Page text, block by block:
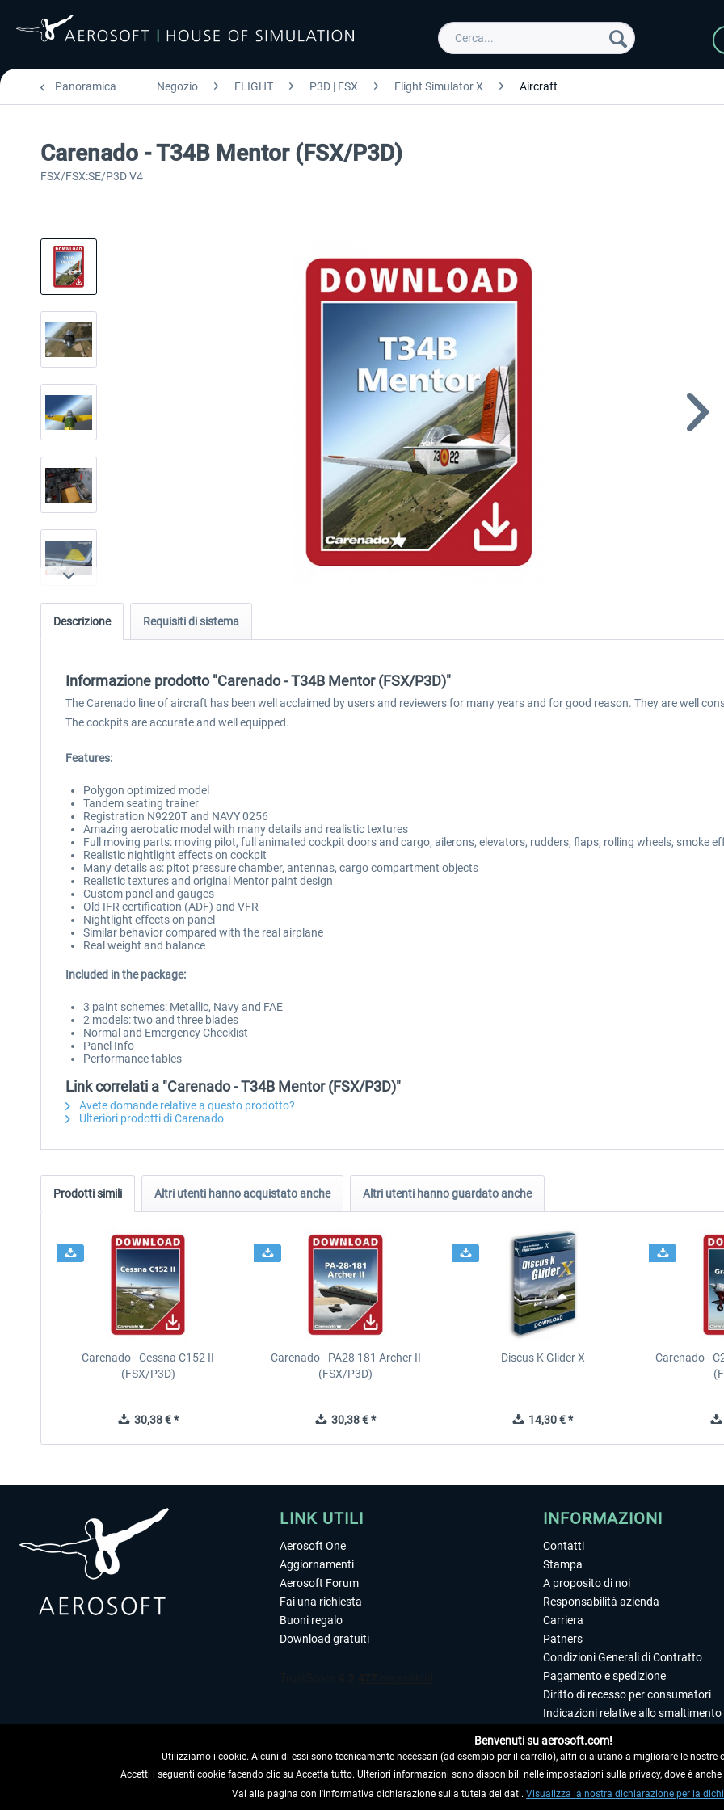
Panoramica Negozio FLIGHT P3D | FSX Flight Simulator X Aircraft
Carenado - T34B Mentor (FSX/P3D)
FSX/FSX:SE/P3D V4
Descrizione Requisiti di sistema
Informazione prodotto "Carenado - T34B Mentor (FSX/P3D)"
The Carenado line of aircraft has been well acclaimed by users and reviewers for many years and for good reason. They are well
The cockpits are accurate and well equipped.
Features:
Polygon optimized model
Tandem seating trainer
Registration N9220T and NAVY 0256
Amazing aerobatic model with many details and realistic textures
Full moving parts: moving pilot, full animated cockpit doors and cargo, ailerons, elevators, rudders, flaps, rolling wheels, smoke
Realistic nightlight effects on cockpit
Many details as: pitot pressure chamber, antennas, cargo compartment objects
Realistic textures and original Mentor paint design
Custom panel and gauges
Old IFR certification (ADF) and VFR
Nightlight effects on panel
Similar behavior compared with the real airplane
Real weight and balance
Included in the package:
3 paint schemes: Metallic, Navy and FAE
2 models: two and three blades
Normal and Emergency Checklist
Panel Info
Performance tables
Link correlati a "Carenado - T34B Mentor (FSX/P3D)"
Avete domande relative a questo prodotto?
Ulteriori prodotti di Carenado
Prodotti simili Altri utenti hanno acquistato anche Altri utenti hanno guardato anche
Carenado - Cessna C152 II
(FSX/P3D)
30,38 € *
Carenado - PA28 181 Archer II
(FSX/P3D)
30,38 € *
Discus K Glider X
14,30 € *
Carenado -
LINK UTILI
Aerosoft One
Aggiornamenti
Aerosoft Forum
Fai una richiesta
Buoni regalo
Download gratuiti
RECEDERE DAL CONTRATTO
INFORMAZIONI
Contatti
Stampa
A proposito di noi
Responsabilità azienda
Carriera
Patners
Condizioni Generali di Contratto
Pagamento e spedizione
Diritto di recesso per consumatori
Indicazioni relative allo smaltimento
Editoriale
Benvenuti su aerosoft.com!
Utilizziamo i cookie. Alcuni di essi sono tecnicamente necessari (ad esempio per il carrello), altri ci aiutano a migliorare le nostre
Accetti i seguenti cookie facendo clic su Accetta tutto. Ulteriori informazioni sono disponibili nelle impostazioni sulla privacy, dove è
Vai alla pagina con l'informativa dichiarazione sulla tutela dei dati. Visualizza la nostra dichiarazione per la